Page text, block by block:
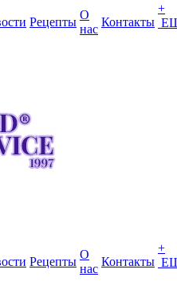
Рецепты
О
нас
Контакты
+
Рецепты
О
нас
Контакты
+